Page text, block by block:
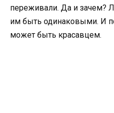
переживали. Да и зачем?
им быть одинаковыми. И
может быть красавцем.